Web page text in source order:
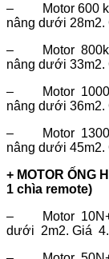
– Motor 600 kg
nâng dưới 28m2.
– Motor 800kg
nâng dưới 33m2.
– Motor 1000kg
nâng dưới 36m2.
– Motor 1300kg
nâng dưới 45m2.
+ MOTOR ỐNG
1 chìa remote)
– Motor 10N+
dưới 2m2. Giá